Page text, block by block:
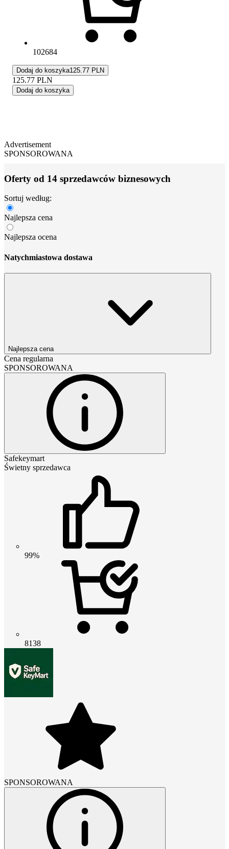
102684
Dodaj do koszyka125.77 PLN
125.77 PLN
Dodaj do koszyka
Advertisement
SPONSOROWANA
Oferty od 14 sprzedawców biznesowych
Sortuj według:
Najlepsza cena
Najlepsza ocena
Natychmiastowa dostawa
Najlepsza cena
Cena regularna
SPONSOROWANA
Safekeymart
Świetny sprzedawca
99%
8138
SPONSOROWANA